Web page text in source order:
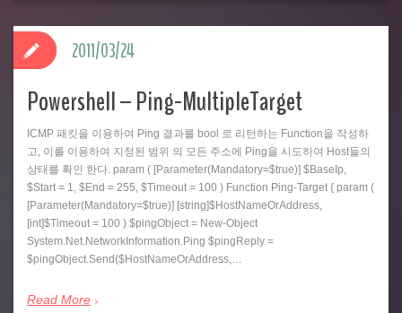
Powershell – Ping-MultipleTarget
ICMP 패킷을 이용하여 Ping 결과를 bool 로 리턴하는 Function을 작성하
고, 이를 이용하여 지정된 범위 의 모든 주소에 Ping을 시도하여 Host들의
상태를 확인 한다. param ( [Parameter(Mandatory=$true)] $BaseIp,
$Start = 1, $End = 255, $Timeout = 100 ) Function Ping-Target { param (
[Parameter(Mandatory=$true)] [string]$HostNameOrAddress,
[int]$Timeout = 100 ) $pingObject = New-Object
System.Net.NetworkInformation.Ping $pingReply =
$pingObject.Send($HostNameOrAddress,…
Read More
2011/03/24